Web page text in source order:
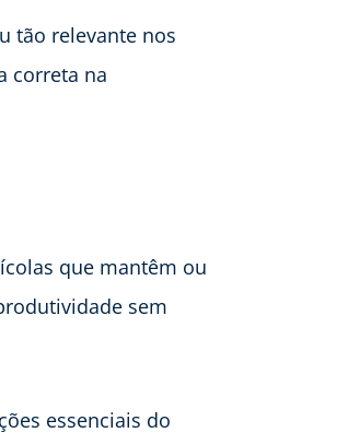
tão relevante nos
correta na
que mantêm ou
sem
essenciais do